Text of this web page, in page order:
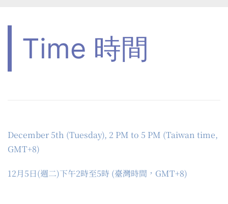
Time 時間
December 5th (Tuesday), 2 PM to 5 PM (Taiwan time,
GMT+8)
12月5日(週二)下午2時至5時 (臺灣時間，GMT+8)